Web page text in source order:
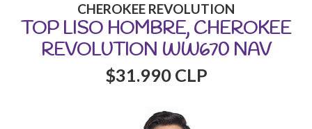
CHEROKEE REVOLUTION
TOP LISO HOMBRE, CHEROKEE
REVOLUTION WW670 NAV
$31.990 CLP